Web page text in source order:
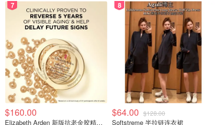
7
$160.00
Elizabeth Arden 新版抗老金胶精华60颗
8
$64.00 $128.00
Softstreme 半拉链连衣裙